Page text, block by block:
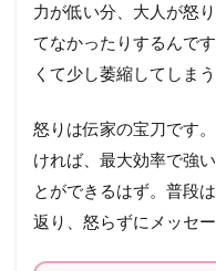
力が低い分、大人が怒
てなかったりするんで
くて少し萎縮してしま
怒りは伝家の宝刀です
ければ、最大効率で強
とができるはず。普段
返り、怒らずにメッセ